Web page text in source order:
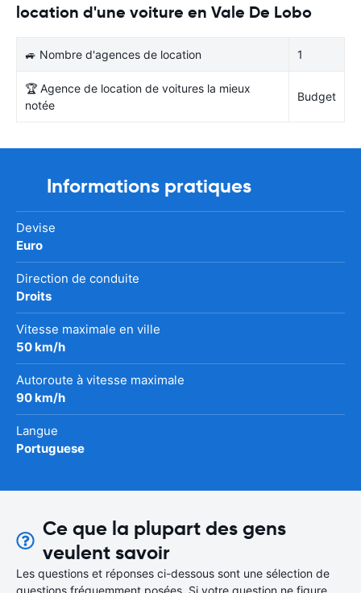
location d'une voiture en Vale De Lobo
🚙 Nombre d'agences de location 1
🏆 Agence de location de voitures la mieux
notée
Budget
Informations pratiques
Devise
Euro
Direction de conduite
Droits
Vitesse maximale en ville
50 km/h
Autoroute à vitesse maximale
90 km/h
Langue
Portuguese
Ce que la plupart des gens
veulent savoir
Les questions et réponses ci-dessous sont une sélection de
questions fréquemment posées. Si votre question ne figure